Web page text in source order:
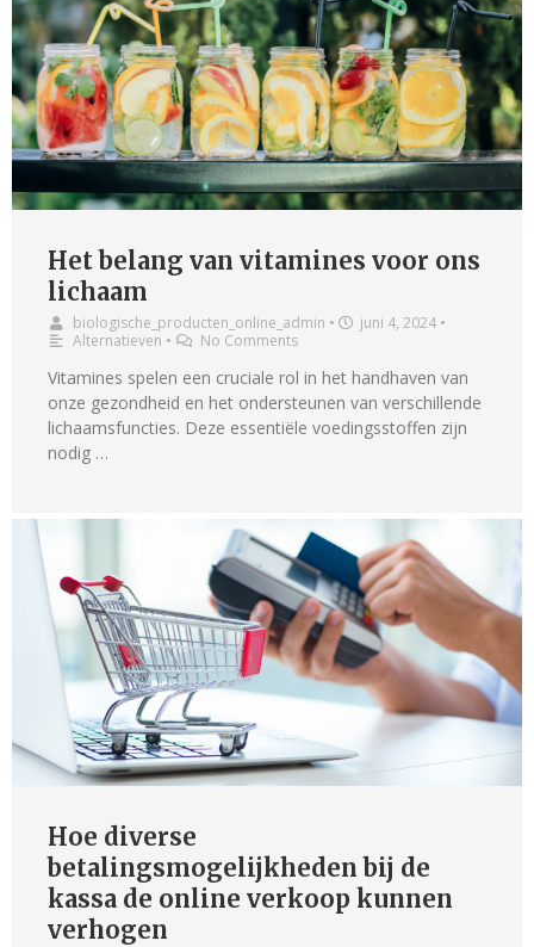
Het belang van vitamines voor ons
lichaam
biologische_producten_online_admin • juni 4, 2024 •
Alternatieven • No Comments
Vitamines spelen een cruciale rol in het handhaven van
onze gezondheid en het ondersteunen van verschillende
lichaamsfuncties. Deze essentiële voedingsstoffen zijn
nodig …
Hoe diverse
betalingsmogelijkheden bij de
kassa de online verkoop kunnen
verhogen